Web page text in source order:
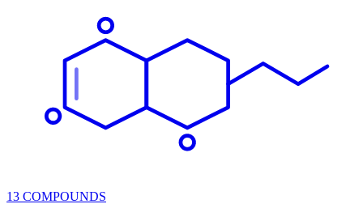
13 COMPOUNDS